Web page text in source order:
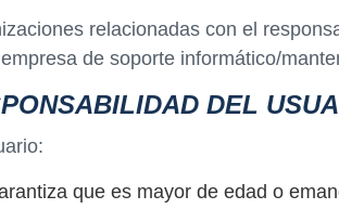
relacionadas con el
de soporte informático/
DEL
que es mayor de edad o